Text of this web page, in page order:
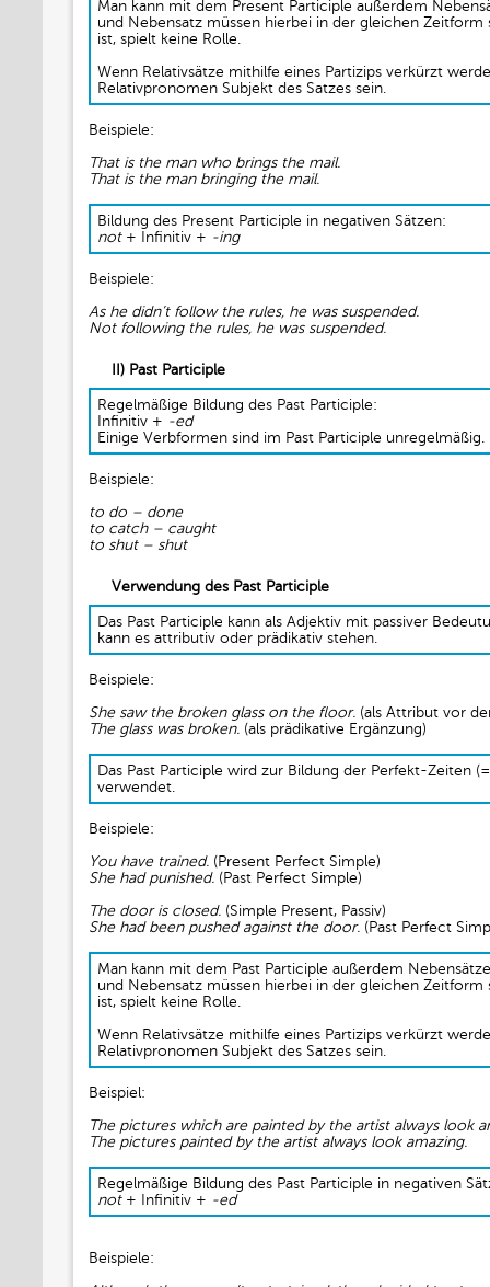
Man kann mit dem Present Participle außerdem
und Nebensatz müssen hierbei in der gleichen
ist, spielt keine Rolle.
Wenn Relativsätze mithilfe eines Partizips verkürzt
Relativpronomen Subjekt des Satzes sein.
Beispiele:
That is the man who brings the mail.
That is the man bringing the mail.
Bildung des Present Participle in negativen Sätzen:
not+ Infinitiv + -ing
Beispiele:
As he didn’t follow the rules, he was suspended.
Not following the rules, he was suspended.
II) Past Participle
Regelmäßige Bildung des Past Participle:
Infinitiv + -ed
Einige Verbformen sind im Past Participle unregelmäßig.
Beispiele:
to do – done
to catch – caught
to shut – shut
Verwendung des Past Participle
Das Past Participle kann als Adjektiv mit passiver
kann es attributiv oder prädikativ stehen.
Beispiele:
She saw the broken glass on the floor. (als Attribut vor
The glass was broken. (als prädikative Ergänzung)
Das Past Participle wird zur Bildung der Perfekt-Zeiten
verwendet.
Beispiele:
You have trained. (Present Perfect Simple)
She had punished. (Past Perfect Simple)
The door is closed. (Simple Present, Passiv)
She had been pushed against the door. (Past Perfect
Man kann mit dem Past Participle außerdem
und Nebensatz müssen hierbei in der gleichen
ist, spielt keine Rolle.
Wenn Relativsätze mithilfe eines Partizips verkürzt
Relativpronomen Subjekt des Satzes sein.
Beispiel:
The pictures which are painted by the artist always look
The pictures painted by the artist always look amazing.
Regelmäßige Bildung des Past Participle in negativen
not+ Infinitiv + -ed
Beispiele: